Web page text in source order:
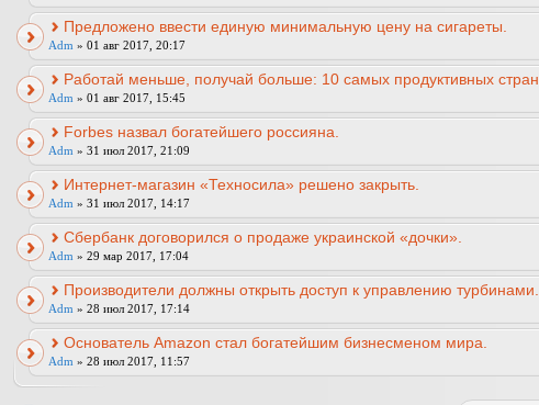
Предложено ввести единую минимальную цену на сигареты.
Adm » 01 авг 2017, 20:17
Работай меньше, получай больше: 10 самых продуктивных стран.
Adm » 01 авг 2017, 15:45
Forbes назвал богатейшего россияна.
Adm » 31 июл 2017, 21:09
Интернет-магазин «Техносила» решено закрыть.
Adm » 31 июл 2017, 14:17
Сбербанк договорился о продаже украинской «дочки».
Adm » 29 мар 2017, 17:04
Производители должны открыть доступ к управлению турбинами.
Adm » 28 июл 2017, 17:14
Основатель Amazon стал богатейшим бизнесменом мира.
Adm » 28 июл 2017, 11:57